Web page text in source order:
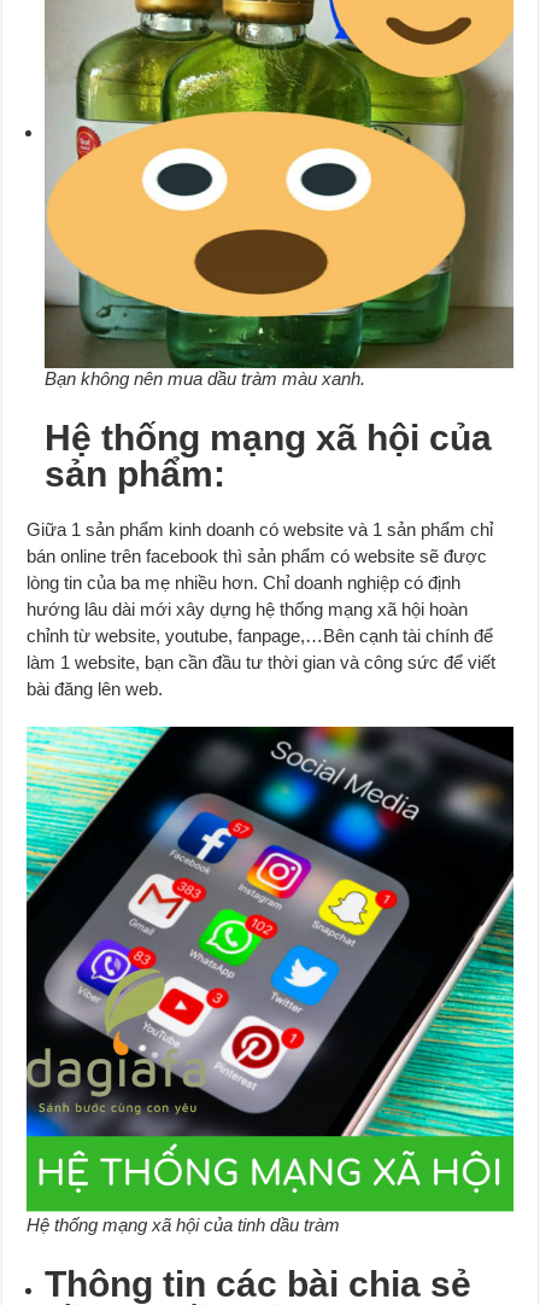
Bạn không nên mua dầu tràm màu xanh.
Hệ thống mạng xã hội của
sản phẩm:
Giữa 1 sản phẩm kinh doanh có website và 1 sản phẩm chỉ
bán online trên facebook thì sản phẩm có website sẽ được
lòng tin của ba mẹ nhiều hơn. Chỉ doanh nghiệp có định
hướng lâu dài mới xây dựng hệ thống mạng xã hội hoàn
chỉnh từ website, youtube, fanpage,…Bên cạnh tài chính để
làm 1 website, bạn cần đầu tư thời gian và công sức để viết
bài đăng lên web.
Hệ thống mạng xã hội của tinh dầu tràm
Thông tin các bài chia sẻ